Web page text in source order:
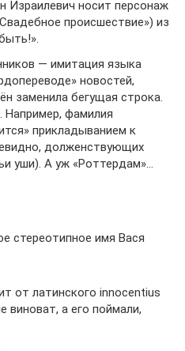
Израилевич носит персонаж
происшествие») из
— имитация языка
новостей,
заменила бегущая строка.
фамилия
прикладыванием к
долженствующих
уши). А уж «Роттердам»…
стереотипное имя Вася
от латинского innocentius
виноват, а его поймали,